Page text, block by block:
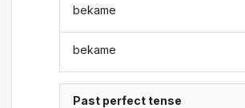
bekame
bekame
Past perfect tense